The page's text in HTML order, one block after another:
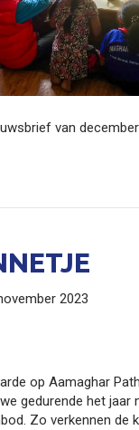
van
2023
op Aamaghar
gedurende het jaar
Zo verkennen de